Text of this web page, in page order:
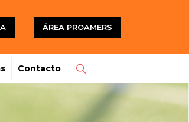
ÁREA PROAMERS
Contacto